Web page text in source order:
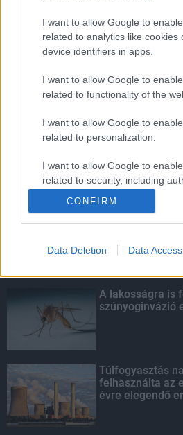
I want to allow Google to
related to analytics like cookies
device identifiers in apps.
I want to allow Google to
related to functionality of the
I want to allow Google to
related to personalization.
I want to allow Google to
related to security, including
CONFIRM
Data Deletion Data Access
Mától
háztartások
rendszereit
Amire
másodfokúra
KIEMELT
Kecskeméten is
Egyetem
A lakosságra is
szúnyoginvázió
Túlfogyasztás
felhasználta az
évre elegendő